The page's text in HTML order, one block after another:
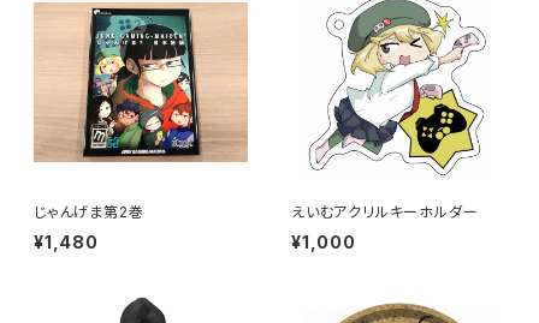
じゃんげま第2巻
¥1,480
えいむアクリルキーホルダー
¥1,000